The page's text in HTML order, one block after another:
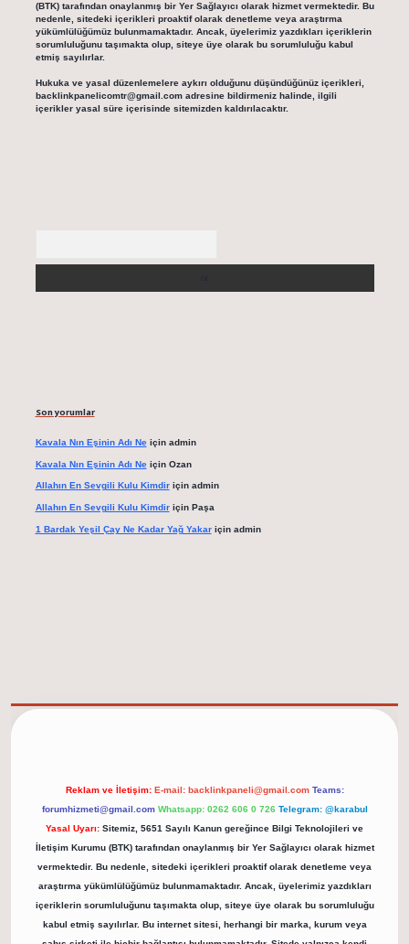
(BTK) tarafından onaylanmış bir Yer Sağlayıcı olarak hizmet vermektedir. Bu
nedenle, sitedeki içerikleri proaktif olarak denetleme veya araştırma
yükümlülüğümüz bulunmamaktadır. Ancak, üyelerimiz yazdıkları içeriklerin
sorumluluğunu taşımakta olup, siteye üye olarak bu sorumluluğu kabul
etmiş sayılırlar.
Hukuka ve yasal düzenlemelere aykırı olduğunu düşündüğünüz içerikleri,
backlinkpanelicomtr@gmail.comadresine bildirmeniz halinde, ilgili
içerikler yasal süre içerisinde sitemizden kaldırılacaktır.
Son yorumlar
Kavala Nın Eşinin Adı Neiçin admin
Kavala Nın Eşinin Adı Neiçin Ozan
Allahın En Sevgili Kulu Kimdiriçin admin
Allahın En Sevgili Kulu Kimdiriçin Paşa
1 Bardak Yeşil Çay Ne Kadar Yağ Yakariçin admin
Reklam ve İletişim: E-mail: backlinkpaneli@gmail.com Teams:
forumhizmeti@gmail.com Whatsapp: 0262 606 0 726 Telegram: @karabul
Yasal Uyarı: Sitemiz, 5651 Sayılı Kanun gereğince Bilgi Teknolojileri ve
İletişim Kurumu (BTK) tarafından onaylanmış bir Yer Sağlayıcı olarak hizmet
vermektedir. Bu nedenle, sitedeki içerikleri proaktif olarak denetleme veya
araştırma yükümlülüğümüz bulunmamaktadır. Ancak, üyelerimiz yazdıkları
içeriklerin sorumluluğunu taşımakta olup, siteye üye olarak bu sorumluluğu
kabul etmiş sayılırlar. Bu internet sitesi, herhangi bir marka, kurum veya